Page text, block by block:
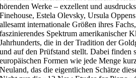
hörenden Werke – exzellent und
Finehouse, Estela Olevsky, Ursula
allesamt internationale Größen ihres
faszinierendes Spektrum amerikanischer
Jahrhunderts, die in der Tradition der
und auf den Prüfstand stellt. Dabei finden
europäischen Formen wie jede Menge
Neuland, das die eigentlichen Schätze